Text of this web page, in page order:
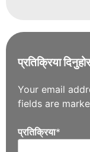
प्रतिक्रिया
Your email
fields are
प्रतिक्रिया*